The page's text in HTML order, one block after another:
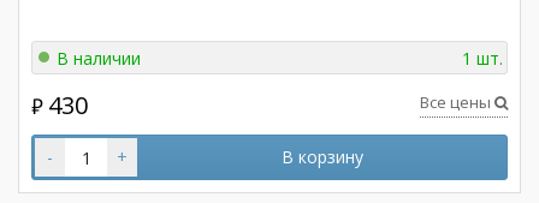
В наличии 1 шт.
₽ 430 Все цены
- + В корзину